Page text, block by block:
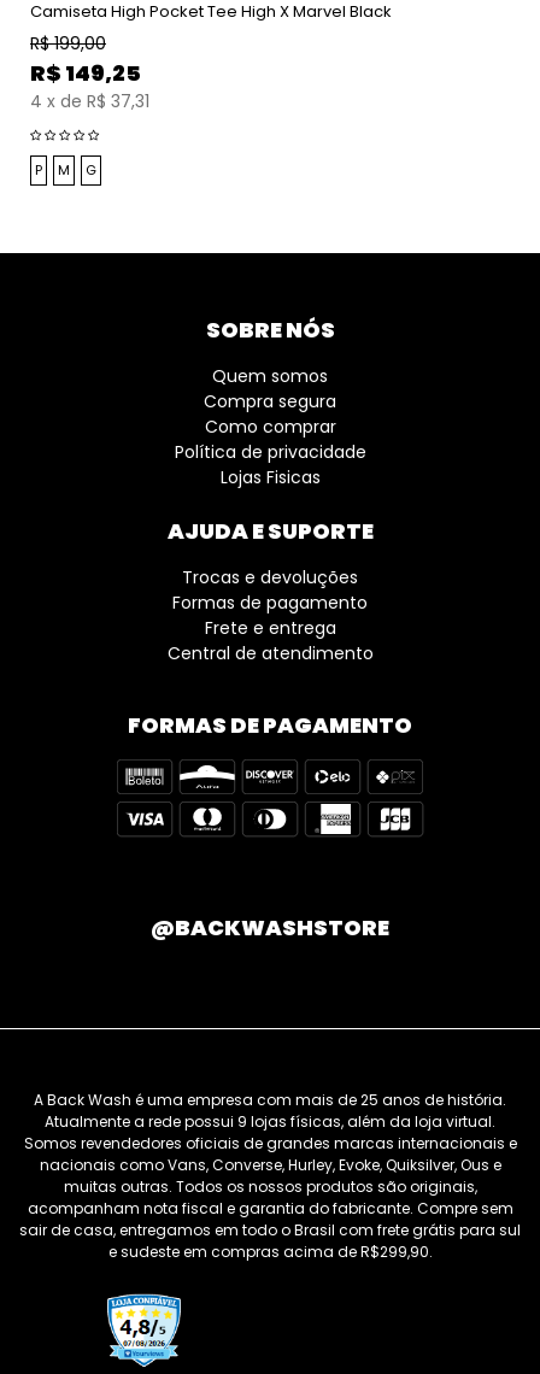
Camiseta High Pocket Tee High X Marvel Black
R$ 199,00
R$ 149,25
4 x de R$ 37,31
P M G
SOBRE NÓS
Quem somos
Compra segura
Como comprar
Política de privacidade
Lojas Fisicas
AJUDA E SUPORTE
Trocas e devoluções
Formas de pagamento
Frete e entrega
Central de atendimento
FORMAS DE PAGAMENTO
@BACKWASHSTORE
A Back Wash é uma empresa com mais de 25 anos de história.
Atualmente a rede possui 9 lojas físicas, além da loja virtual.
Somos revendedores oficiais de grandes marcas internacionais e
nacionais como Vans, Converse, Hurley, Evoke, Quiksilver, Ous e
muitas outras. Todos os nossos produtos são originais,
acompanham nota fiscal e garantia do fabricante. Compre sem
sair de casa, entregamos em todo o Brasil com frete grátis para sul
e sudeste em compras acima de R$299,90.